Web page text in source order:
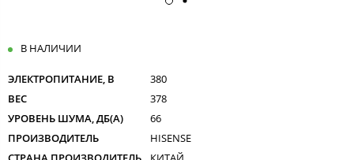
В НАЛИЧИИ
ЭЛЕКТРОПИТАНИЕ, В
380
ВЕС
378
УРОВЕНЬ ШУМА, ДБ(А)
66
ПРОИЗВОДИТЕЛЬ
HISENSE